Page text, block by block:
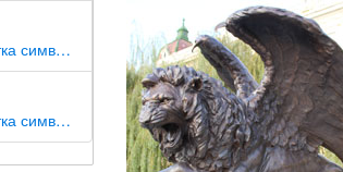
куплю городская статуэтка символ собака в скульптуре древней греции
куплю городская статуэтка символ собака в школе искусств
CMS-60/20 Статуэтка
Собака примет бразды
исключения.
Кубки, медали, памятные
Цена 750.00 руб. ПОДРОБНЕЕ.